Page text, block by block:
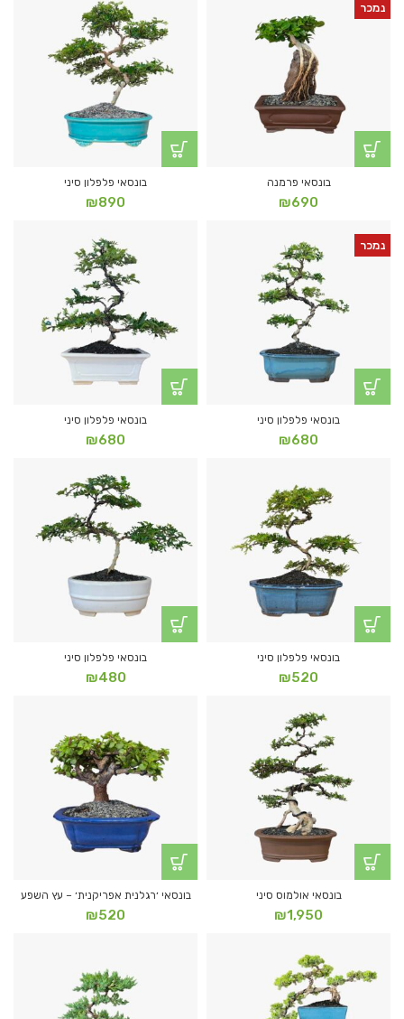
נמכר
בונסאי פרמנה
₪690
בונסאי פלפלון סיני
₪890
נמכר
בונסאי פלפלון סיני
₪680
בונסאי פלפלון סיני
₪680
בונסאי פלפלון סיני
₪520
בונסאי פלפלון סיני
₪480
בונסאי אולמוס סיני
₪1,950
בונסאי ׳רגלנית אפריקנית׳ – עץ השפע
₪520